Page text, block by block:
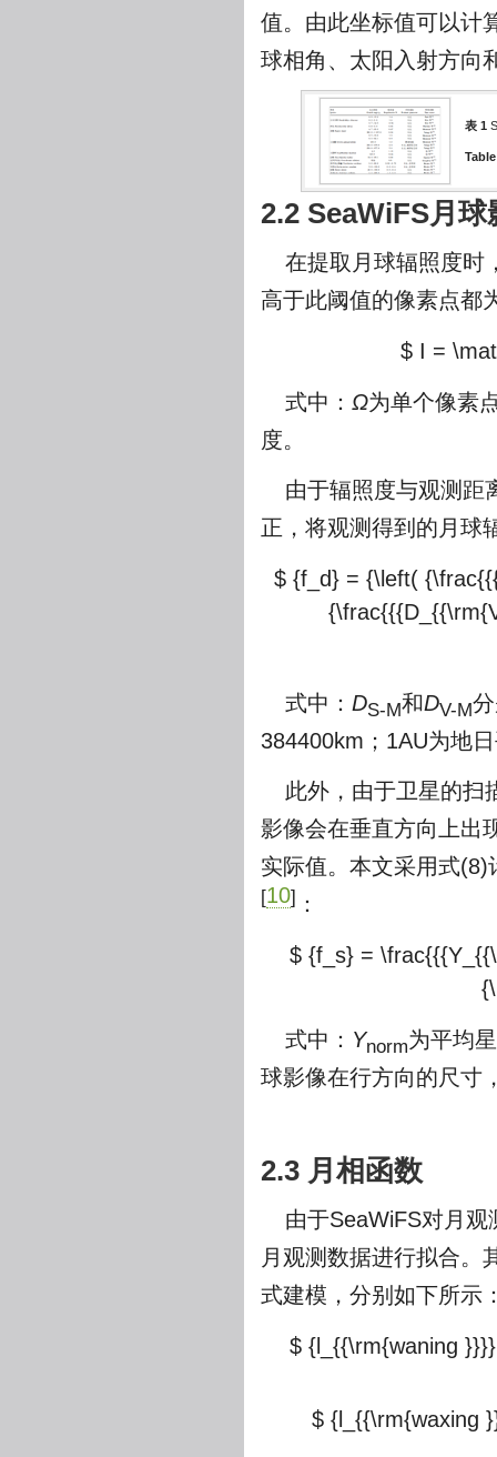
值。由此坐标值可以计
球相角、太阳入射方向
表 1
2.2 SeaWiFS月
在提取月球辐照度时
高于此阈值的像素点都
$ I =
式中： Ω为单个像素
度。
由于辐照度与观测距
正，将观测得到的月球
$ {f_d} = {\left(
式中： DS-M和DV-M
384400km；1AU为地
此外，由于卫星的扫
影像会在垂直方向上出
实际值。本文采用式
[10] ：
$ {f_s} =
式中： Ynorm为平均
球影像在行方向的尺寸
2.3 月相函数
由于SeaWiFS对月
月观测数据进行拟合。
式建模，分别如下所示
$ {l_{{\rm{waning
$ {l_{{\rm{waxing